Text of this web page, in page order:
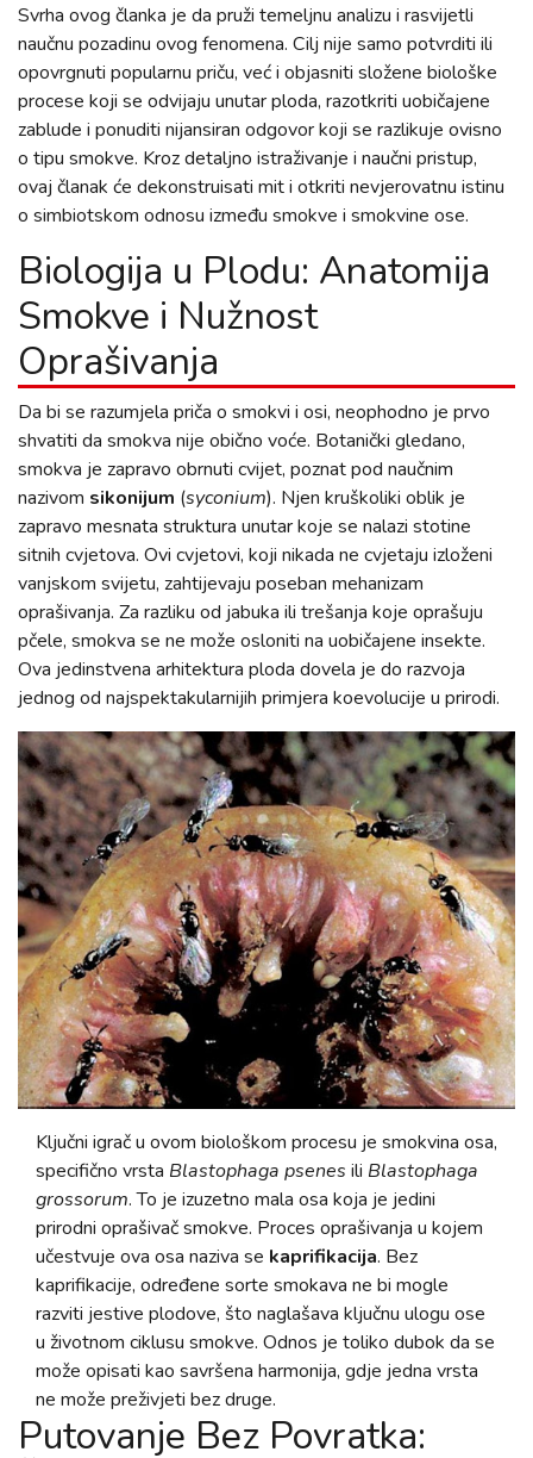
Svrha ovog članka je da pruži temeljnu analizu i rasvijetli
naučnu pozadinu ovog fenomena. Cilj nije samo potvrditi ili
opovrgnuti popularnu priču, već i objasniti složene biološke
procese koji se odvijaju unutar ploda, razotkriti uobičajene
zablude i ponuditi nijansiran odgovor koji se razlikuje ovisno
o tipu smokve. Kroz detaljno istraživanje i naučni pristup,
ovaj članak će dekonstruisati mit i otkriti nevjerovatnu istinu
o simbiotskom odnosu između smokve i smokvine ose.
Biologija u Plodu: Anatomija
Smokve i Nužnost
Oprašivanja
Da bi se razumjela priča o smokvi i osi, neophodno je prvo
shvatiti da smokva nije obično voće. Botanički gledano,
smokva je zapravo obrnuti cvijet, poznat pod naučnim
nazivom sikonijum (syconium). Njen kruškoliki oblik je
zapravo mesnata struktura unutar koje se nalazi stotine
sitnih cvjetova. Ovi cvjetovi, koji nikada ne cvjetaju izloženi
vanjskom svijetu, zahtijevaju poseban mehanizam
oprašivanja. Za razliku od jabuka ili trešanja koje oprašuju
pčele, smokva se ne može osloniti na uobičajene insekte.
Ova jedinstvena arhitektura ploda dovela je do razvoja
jednog od najspektakularnijih primjera koevolucije u prirodi.
Ključni igrač u ovom biološkom procesu je smokvina osa,
specifično vrsta Blastophaga psenes ili Blastophaga
grossorum. To je izuzetno mala osa koja je jedini
prirodni oprašivač smokve. Proces oprašivanja u kojem
učestvuje ova osa naziva se kaprifikacija. Bez
kaprifikacije, određene sorte smokava ne bi mogle
razviti jestive plodove, što naglašava ključnu ulogu ose
u životnom ciklusu smokve. Odnos je toliko dubok da se
može opisati kao savršena harmonija, gdje jedna vrsta
ne može preživjeti bez druge.
Putovanje Bez Povratka: